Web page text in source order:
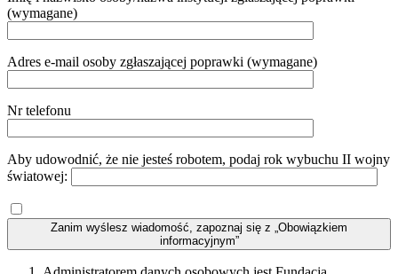
(wymagane)
Adres e-mail osoby zgłaszającej poprawki (wymagane)
Nr telefonu
Aby udowodnić, że nie jesteś robotem, podaj rok wybuchu II wojny
światowej:
Zanim wyślesz wiadomość, zapoznaj się z „Obowiązkiem
informacyjnym”